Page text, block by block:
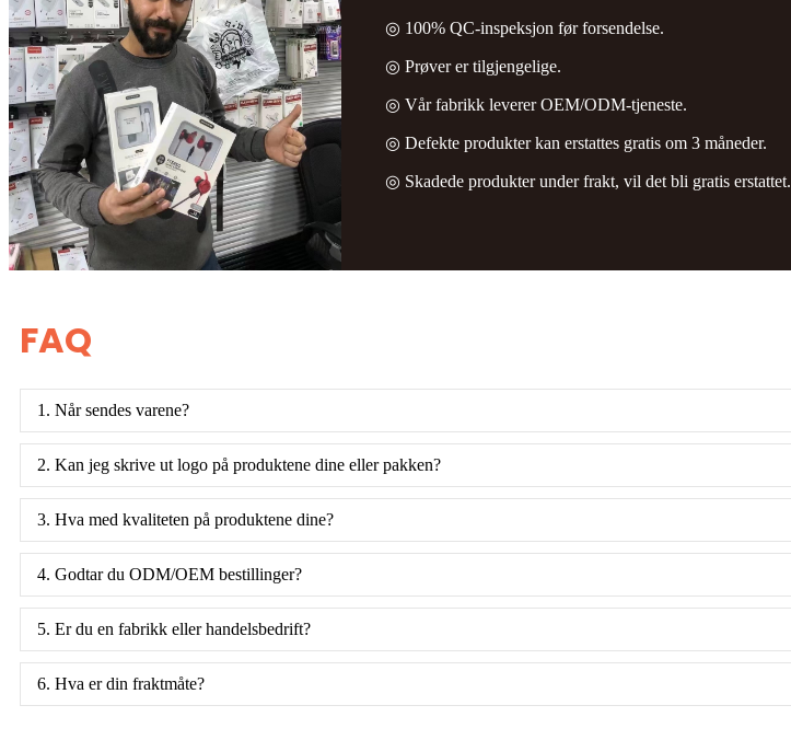
◎ 100% QC-inspeksjon før forsendelse.
◎ Prøver er tilgjengelige.
◎ Vår fabrikk leverer OEM/ODM-tjeneste.
◎ Defekte produkter kan erstattes gratis om 3 måneder.
◎ Skadede produkter under frakt, vil det bli gratis erstattet.
FAQ
1. Når sendes varene?
2. Kan jeg skrive ut logo på produktene dine eller pakken?
3. Hva med kvaliteten på produktene dine?
4. Godtar du ODM/OEM bestillinger?
5. Er du en fabrikk eller handelsbedrift?
6. Hva er din fraktmåte?